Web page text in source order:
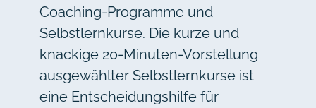
Coaching-Programme und
Selbstlernkurse. Die kurze und
knackige 20-Minuten-Vorstellung
ausgewählter Selbstlernkurse ist
eine Entscheidungshilfe für